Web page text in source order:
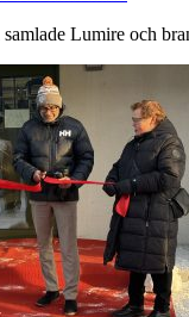
Lumire och